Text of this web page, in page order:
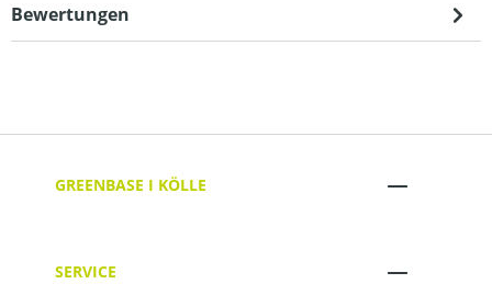
Bewertungen
GREENBASE I KÖLLE
SERVICE